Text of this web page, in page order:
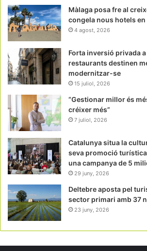
Màlaga posa fre al
congela nous hotels
4 agost, 2026
Forta inversió privada
restaurants destinen
modernitzar-se
15 juliol, 2026
“Gestionar millor és
créixer més”
7 juliol, 2026
Catalunya situa la
seva promoció
una campanya de 5
29 juny, 2026
Deltebre aposta pel
sector primari amb 37
23 juny, 2026